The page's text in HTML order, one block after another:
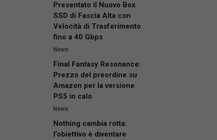
Presentato il Nuovo Box
SSD di Fascia Alta con
Velocità di Trasferimento
fino a 40 Gbps
News
Final Fantasy Resonance:
Prezzo del preordine su
Amazon per la versione
PS5 in calo
News
Nothing cambia rotta:
l’obiettivo è diventare